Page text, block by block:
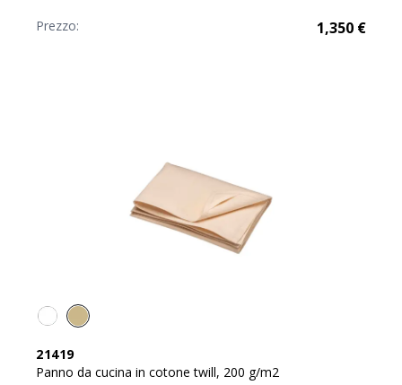
Prezzo: 1,350 €
21419
Panno da cucina in cotone twill, 200 g/m2